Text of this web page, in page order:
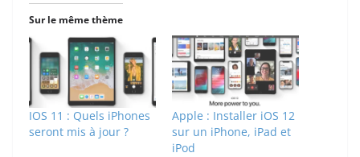
Sur le même thème
IOS 11 : Quels iPhones
seront mis à jour ?
Apple : Installer iOS 12
sur un iPhone, iPad et
iPod